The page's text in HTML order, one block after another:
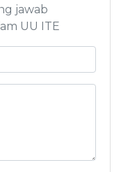
jawab
UU ITE